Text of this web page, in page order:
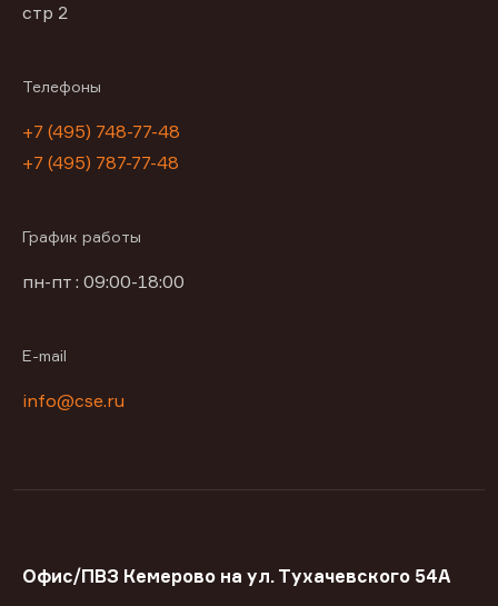
стр 2
Телефоны
+7 (495) 748-77-48
+7 (495) 787-77-48
График работы
пн-пт : 09:00-18:00
E-mail
info@cse.ru
Офис/ПВЗ Кемерово на ул. Тухачевского 54А